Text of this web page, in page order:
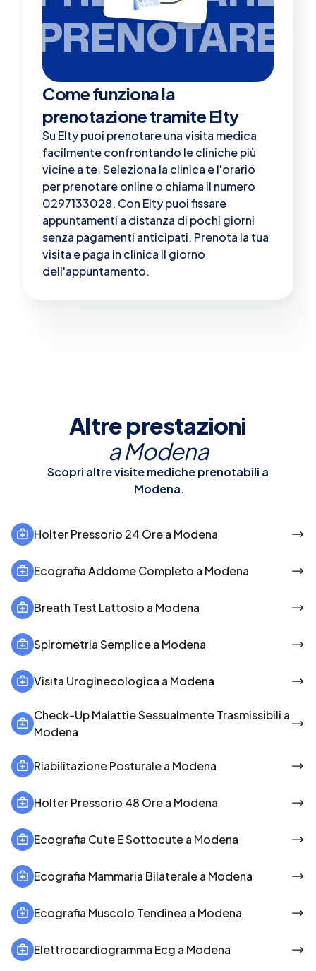
PRENOTARE
Come funziona la
prenotazione tramite Elty
Su Elty puoi prenotare una visita medica
facilmente confrontando le cliniche più
vicine a te. Seleziona la clinica e l'orario
per prenotare online o chiama il numero
0297133028. Con Elty puoi fissare
appuntamenti a distanza di pochi giorni
senza pagamenti anticipati. Prenota la tua
visita e paga in clinica il giorno
dell'appuntamento.
Altre prestazioni
aModena
Scopri altre visite mediche prenotabili a
Modena.
Holter Pressorio 24 Ore a Modena
Ecografia Addome Completo a Modena
Breath Test Lattosio a Modena
Spirometria Semplice a Modena
Visita Uroginecologica a Modena
Check-Up Malattie Sessualmente Trasmissibili a
Modena
Riabilitazione Posturale a Modena
Holter Pressorio 48 Ore a Modena
Ecografia Cute E Sottocute a Modena
Ecografia Mammaria Bilaterale a Modena
Ecografia Muscolo Tendinea a Modena
Elettrocardiogramma Ecg a Modena